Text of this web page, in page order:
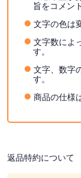
旨をコメン
文字の色は
文字数によ
す。
文字、数字
す。
商品の仕様
返品特約について